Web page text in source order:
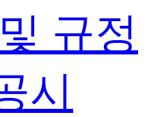
규정
시